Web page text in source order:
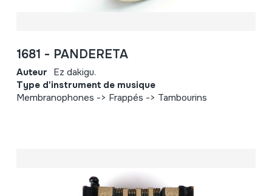
1681 - PANDERETA
Auteur Ez dakigu.
Type d'instrument de musique
Membranophones -> Frappés -> Tambourins